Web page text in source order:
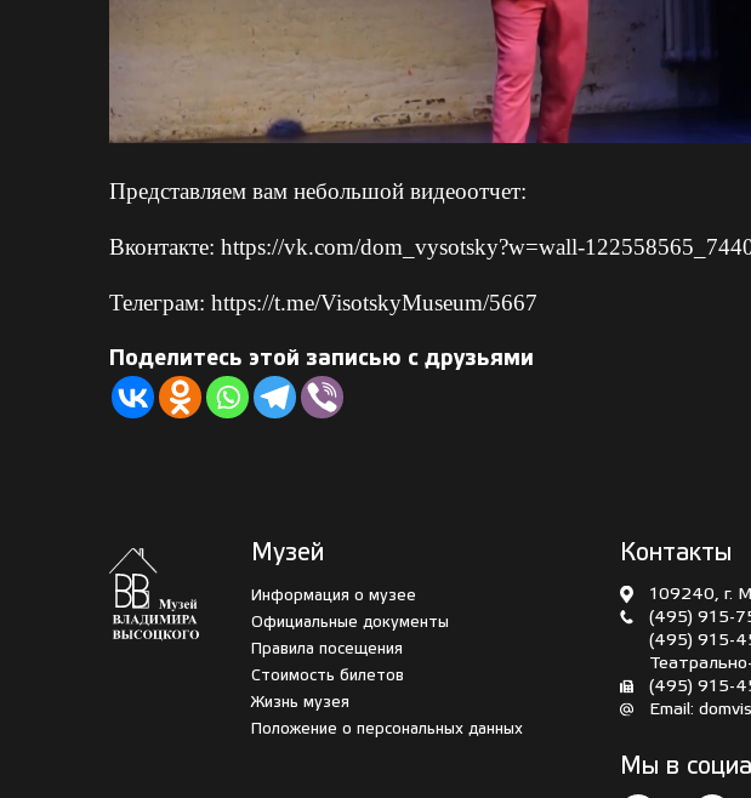
Представляем вам небольшой видеоотчет:
Вконтакте: https://vk.com/dom_vysotsky?w=wall-
Телеграм: https://t.me/VisotskyMuseum/5667
Поделитесь этой записью с друзьями
Музей
Информация о музее
Официальные документы
Правила посещения
Стоимость билетов
Жизнь музея
Положение о персональных данных
Контакты
109240, г.
(495) 915-
(495) 915-
(495) 915-
Email:
Мы в